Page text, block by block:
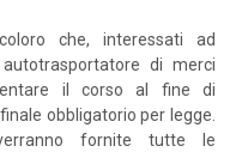
che, interessati ad
di merci
il corso al fine di
obbligatorio per legge.
fornite tutte le